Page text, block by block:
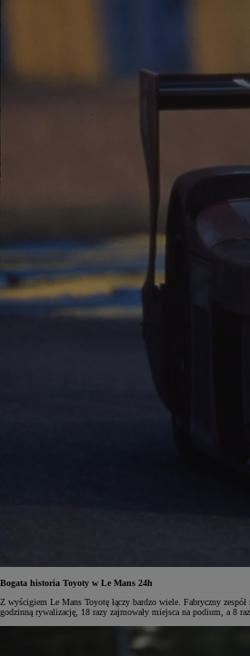
Bogata historia Toyoty w Le Mans 24h
Z wyścigiem Le Mans Toyotę łączy bardzo wiele. Fabryczny
godzinną rywalizację, 18 razy zajmowały miejsca na podium, a 8